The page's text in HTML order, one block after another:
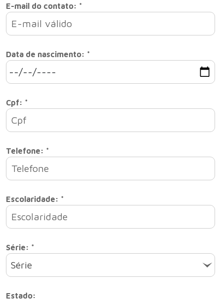
E-mail do contato: *
Data de nascimento: *
Cpf: *
Telefone: *
Escolaridade: *
Série: *
Série
Estado: